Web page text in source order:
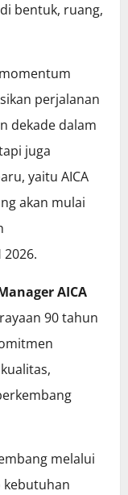
bentuk, ruang,
perjalanan
dekade dalam
juga
yaitu AICA
akan mulai
2026.
AICA
90 tahun
melalui
kebutuhan